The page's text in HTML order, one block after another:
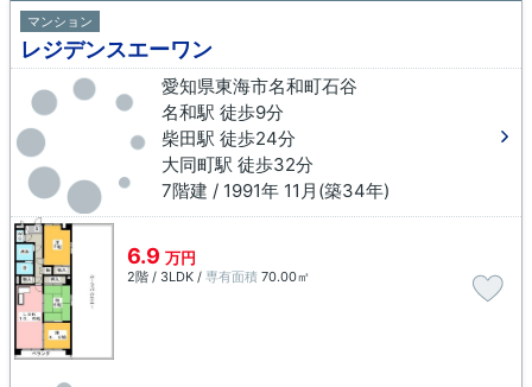
マンション
レジデンスエーワン
愛知県東海市名和町石谷
名和駅 徒歩9分
柴田駅 徒歩24分
大同町駅 徒歩32分
7階建 / 1991年 11月(築34年)
6.9 万円
2階 / 3LDK / 専有面積 70.00㎡